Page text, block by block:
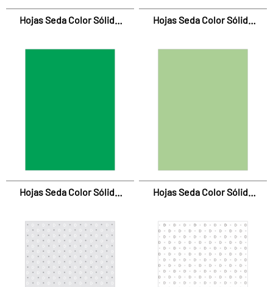
Hojas Seda Color Sólido
Hojas Seda Color Sólido
Hojas Seda Color Sólido
Hojas Seda Color Sólido